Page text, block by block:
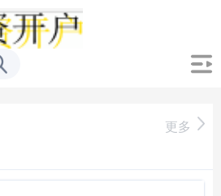
更多